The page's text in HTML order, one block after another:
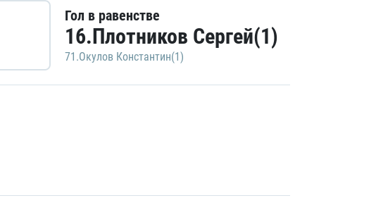
Гол в равенстве
16.Плотников Сергей(1)
71.Окулов Константин(1)